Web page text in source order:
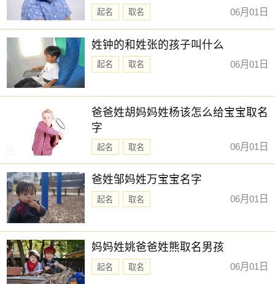
起名 取名 06月01日
姓钟的和姓张的孩子叫什么
起名 取名 06月01日
爸爸姓胡妈妈姓杨该怎么给宝宝取名
字
起名 取名 06月01日
爸姓邹妈姓万宝宝名字
起名 取名 06月01日
妈妈姓姚爸爸姓熊取名男孩
起名 取名 06月01日